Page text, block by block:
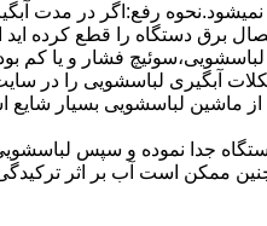
نمیشود.نحوه رﻓﻊ:اﮔﺮ در ﻣﺪت
دستگاه را قطع کرده اید
فشار و یا
آبگیری لباسشویی را در سایت
از ماشین لباسشویی بسیار
ﺟﺪا ﻧﻤﻮده و ﺳﭙﺲ
ﻣﻤﮑﻦ اﺳﺖ آب بر اثر